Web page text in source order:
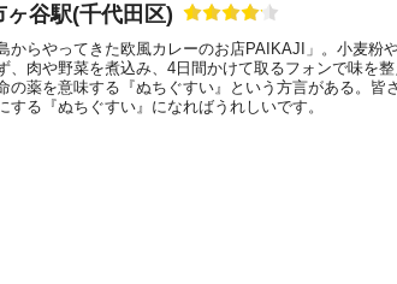
ヶ谷駅(千代田区)
からやってきた欧風カレーのお店PAIKAJI」。小麦粉
、肉や野菜を煮込み、4日間かけて取るフォンで味を
の薬を意味する『ぬちぐすい』という方言がある。皆
する『ぬちぐすい』になればうれしいです。